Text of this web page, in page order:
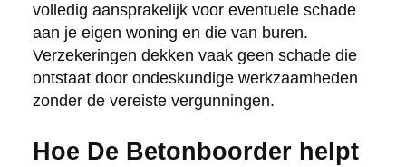
volledig aansprakelijk voor eventuele schade
aan je eigen woning en die van buren.
Verzekeringen dekken vaak geen schade die
ontstaat door ondeskundige werkzaamheden
zonder de vereiste vergunningen.
Hoe De Betonboorder helpt